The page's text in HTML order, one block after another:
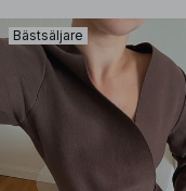
Bästsäljare